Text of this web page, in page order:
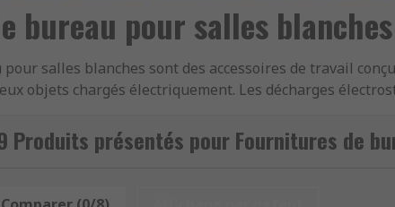
bureau pour salles blanches
salles blanches sont des accessoires de travail
objets chargés électriquement. Les décharges
blanches sont généralement utilisées dans les bureaux
Produits présentés pour Fournitures de